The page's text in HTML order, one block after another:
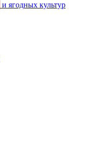
и ягодных культур